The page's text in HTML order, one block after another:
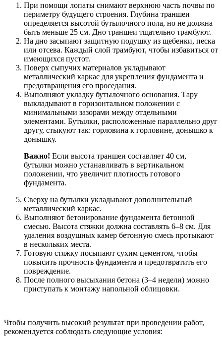
При помощи лопаты снимают верхнюю часть почвы по
периметру будущего строения. Глубина траншеи
определяется высотой бутылочного пола, но не должна
быть меньше 25 см. Дно траншеи тщательно трамбуют.
На дно засыпают защитную подушку из щебенки, песка
или отсева. Каждый слой трамбуют, чтобы избавиться от
имеющихся пустот.
Поверх сыпучих материалов укладывают
металлический каркас для укрепления фундамента и
предотвращения его проседания.
Выполняют укладку бутылочного основания. Тару
выкладывают в горизонтальном положении с
минимальными зазорами между отдельными
элементами. Бутылки, расположенные параллельно друг
другу, стыкуют так: горловина к горловине, донышко к
донышку.
Важно! Если высота траншеи составляет 40 см,
бутылки можно устанавливать в вертикальном
положении, что увеличит плотность готового
фундамента.
Сверху на бутылки укладывают дополнительный
металлический каркас.
Выполняют бетонирование фундамента бетонной
смесью. Высота стяжки должна составлять 6–8 см. Для
удаления воздушных камер бетонную смесь протыкают
в нескольких места.
Готовую стяжку посыпают сухим цементом, чтобы
повысить прочность фундамента и предотвратить его
повреждение.
После полного высыхания бетона (3–4 недели) можно
приступать к монтажу напольной облицовки.
Чтобы получить высокий результат при проведении работ,
рекомендуется соблюдать следующие условия: